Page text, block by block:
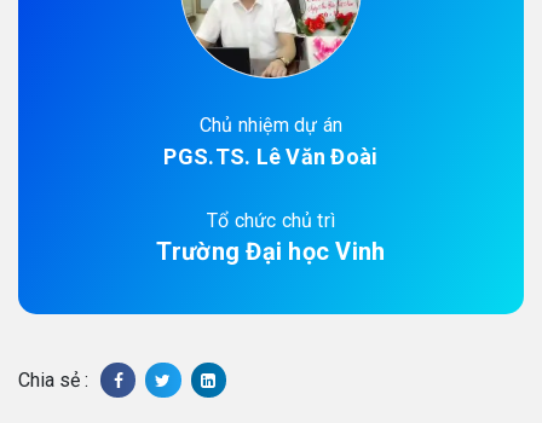
Chủ nhiệm dự án
PGS.TS. Lê Văn Đoài
Tổ chức chủ trì
Trường Đại học Vinh
Chia sẻ :